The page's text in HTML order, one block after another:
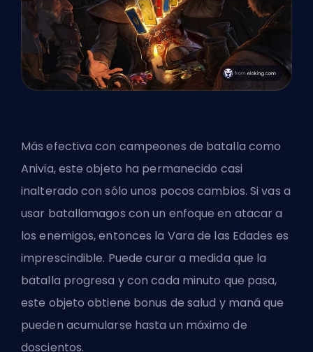
Más efectiva con campeones de batalla como
Anivia, este objeto ha permanecido casi
inalterado con sólo unos pocos cambios. Si vas a
usar batallamagos con un enfoque en atacar a
los enemigos, entonces la Vara de las Edades es
imprescindible. Puede curar a medida que la
batalla progresa y con cada minuto que pasa,
este objeto obtiene bonus de salud y maná que
pueden acumularse hasta un máximo de
doscientos.